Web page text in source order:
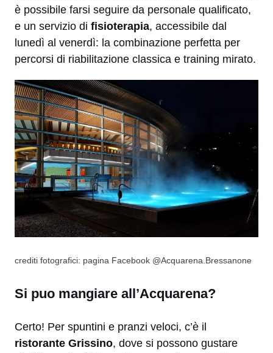
è possibile farsi seguire da personale qualificato,
e un servizio di fisioterapia, accessibile dal
lunedì al venerdì: la combinazione perfetta per
percorsi di riabilitazione classica e training mirato.
crediti fotografici: pagina Facebook @Acquarena.Bressanone
Si puo mangiare all’Acquarena?
Certo! Per spuntini e pranzi veloci, c’è il
ristorante Grissino, dove si possono gustare